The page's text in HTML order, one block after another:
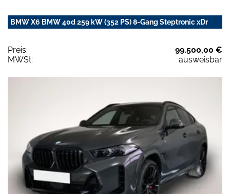
BMW X6 BMW 40d 259 kW (352 PS) 8-Gang Steptronic xDr
Preis:
99.500,00 €
MWSt:
ausweisbar